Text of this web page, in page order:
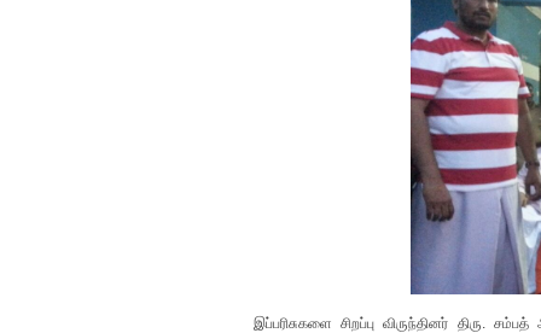
இப்பரிசுகளை சிறப்பு விருந்தினர்